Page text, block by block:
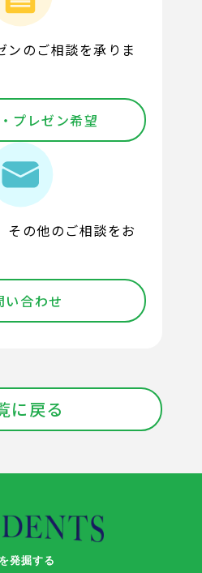
ンのご相談を承りま
プレゼン希望
その他のご相談をお
い合わせ
に戻る
発掘する